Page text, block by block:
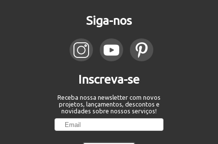
Siga-nos
Inscreva-se
Receba nossa newsletter com novos
projetos, lançamentos, descontos e
novidades sobre nossos serviços!